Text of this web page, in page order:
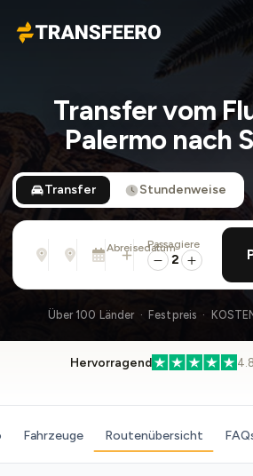
Transfeero
Transfer vom
Palermo nach
Transfer Stundenweise
Von
Adresse, Flughafen, Hotel, ...
Nach
Adresse, Flughafen, Hotel, ...
Abreisedatum
Di., 11. Aug. · 01:45 PM
rückfahrt
Passagiere
2
Über 100 Länder · Festpreis ·
Hervorragend
Fahrzeuge Routenübersicht